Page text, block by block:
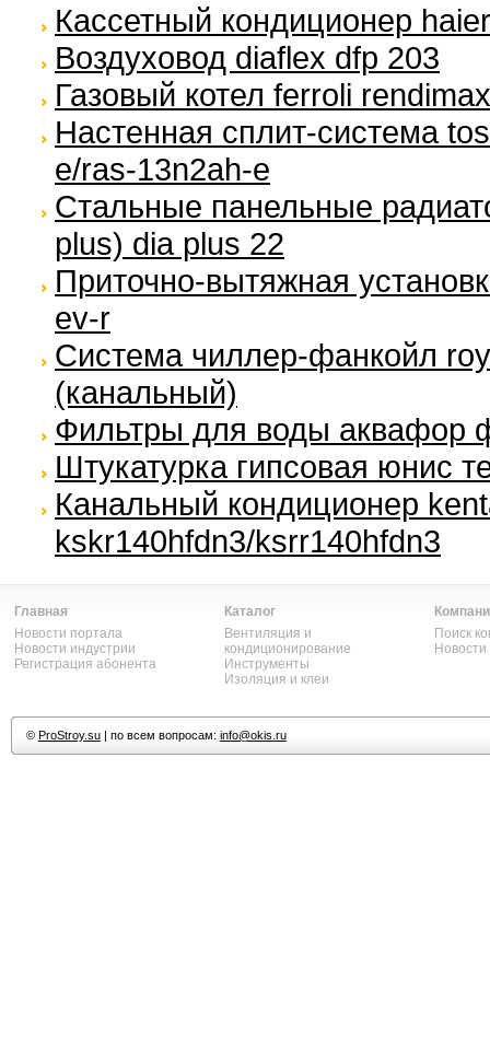
Кассетный кондиционер
Воздуховод diaflex dfp 203
Газовый котел ferroli
Настенная сплит-система
e/ras-13n2ah-e
Стальные панельные
plus) dia plus 22
Приточно-вытяжная
ev-r
Система чиллер-фанкойл
(канальный)
Фильтры для воды аквафор
Штукатурка гипсовая юнис
Канальный кондиционер
kskr140hfdn3/ksrr140hfdn3
Главная
Новости портала
Новости индустрии
Регистрация абонента
Каталог
Вентиляция и
кондиционирование
Инструменты
Изоляция и клеи
Поиск
© ProStroy.su| по всем вопросам: info@okis.ru